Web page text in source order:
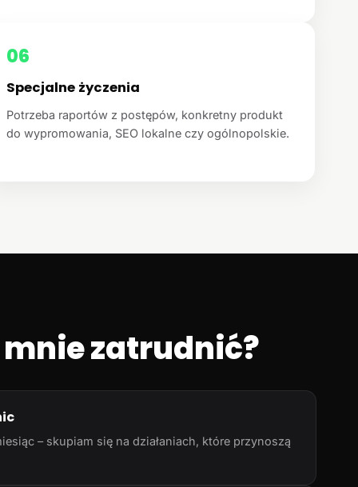
06
Specjalne życzenia
Potrzeba raportów z postępów, konkretny produkt
do wypromowania, SEO lokalne czy ogólnopolskie.
zatrudnić?
– skupiam się na działaniach, które przynoszą